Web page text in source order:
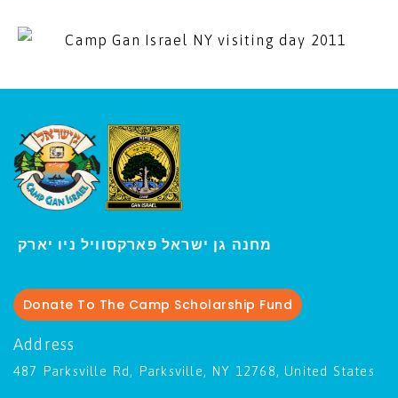
מחנה גן ישראל פארקסוויל ני
Donate To The Camp Scholarship Fund
Address
487 Parksville Rd, Parksville, NY 12768, United States